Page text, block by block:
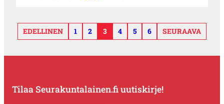
EDELLINEN 1 2 3 4 5 6 SEURAAVA
Tilaa Seurakuntalainen.fi uutiskirje!